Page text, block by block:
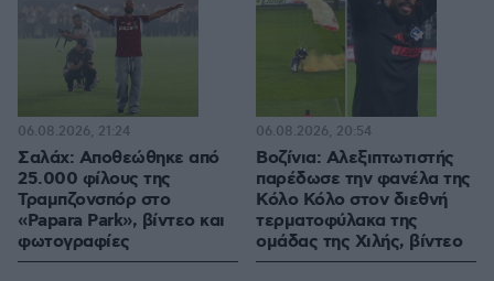
Σαλάχ: Αποθεώθηκε από
25.000 φίλους της
Τραμπζονσπόρ στο
«Papara Park», βίντεο και
φωτογραφίες
06.08.2026, 21:24
Βοζίνια: Αλεξιπτωτιστής
παρέδωσε την φανέλα της
Κόλο Κόλο στον διεθνή
τερματοφύλακα της
ομάδας της Χιλής, βίντεο
06.08.2026, 20:54